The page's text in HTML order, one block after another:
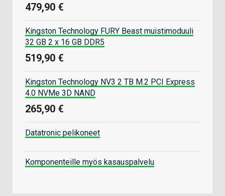
479,90 €
Kingston Technology FURY Beast muistimoduuli
32 GB 2 x 16 GB DDR5
519,90 €
Kingston Technology NV3 2 TB M.2 PCI Express
4.0 NVMe 3D NAND
265,90 €
Datatronic pelikoneet
Komponenteille myös kasauspalvelu